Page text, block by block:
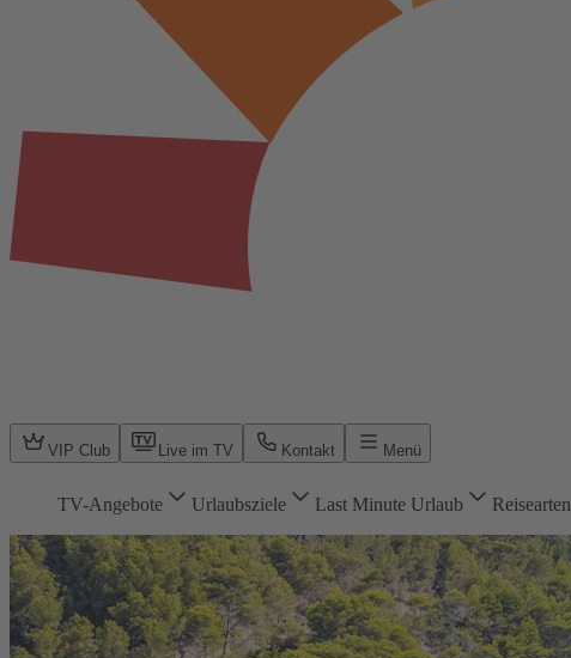
VIP Club Live im TV Kontakt Menü
TV-Angebote Urlaubsziele Last Minute Urlaub Reisearten